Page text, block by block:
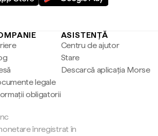
legale
obligatorii
ASISTENȚĂ
Centru de ajutor
Stare
Descarcă aplicația Morse
înregistrat în